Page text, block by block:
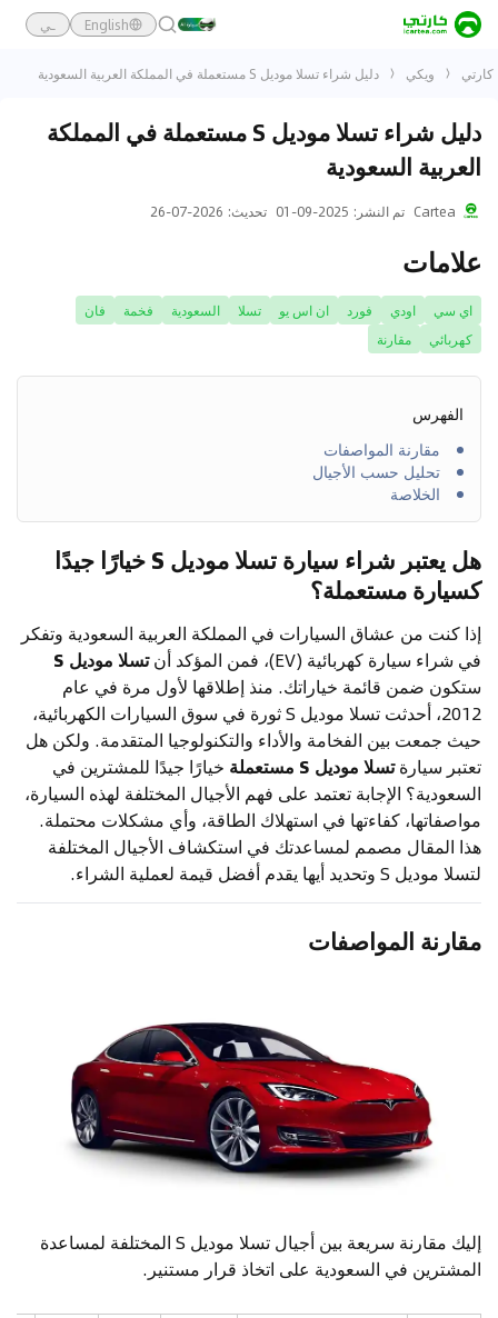
English ـي
كارتي ويكي دليل شراء تسلا موديل S مستعملة في المملكة العربية السعودية
دليل شراء تسلا موديل S مستعملة في المملكة
العربية السعودية
Cartea تم النشر :
2025-09-01 تحديث:
2026-07-26
علامات
اي سي اودي فورد ان اس يو تسلا السعودية فخمة
فان
كهربائي
مقارنة
الفهرس
مقارنة المواصفات
تحليل حسب الأجيال
الخلاصة
هل يعتبر شراء سيارة تسلا موديل S خيارًا جيدًا
كسيارة مستعملة؟
إذا كنت من عشاق السيارات في المملكة العربية السعودية وتفكر
في شراء سيارة كهربائية (EV)، فمن المؤكد أن
تسلا موديل S
ستكون ضمن قائمة خياراتك. منذ إطلاقها لأول مرة في عام
2012، أحدثت تسلا موديل S ثورة في سوق السيارات الكهربائية،
حيث جمعت بين الفخامة والأداء والتكنولوجيا المتقدمة. ولكن هل
تعتبر سيارةتسلا موديل S مستعملة
خيارًا جيدًا للمشترين في
السعودية؟ الإجابة تعتمد على فهم الأجيال المختلفة لهذه السيارة،
مواصفاتها، كفاءتها في استهلاك الطاقة، وأي مشكلات محتملة.
هذا المقال مصمم لمساعدتك في استكشاف الأجيال المختلفة
لتسلا موديل S وتحديد أيها يقدم أفضل قيمة لعملية الشراء.
مقارنة المواصفات
إليك مقارنة سريعة بين أجيال تسلا موديل S المختلفة لمساعدة
المشترين في السعودية على اتخاذ قرار مستنير.